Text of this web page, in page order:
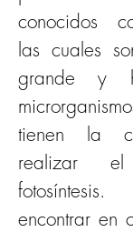
conocidos
las cuales
grande y
tienen la
realizar
encontrar en